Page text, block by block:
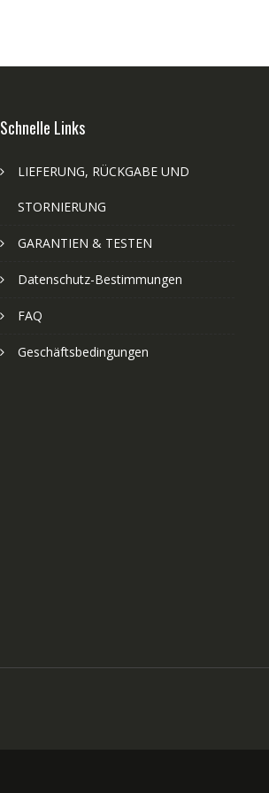
Schnelle Links
LIEFERUNG, RÜCKGABE UND
STORNIERUNG
GARANTIEN & TESTEN
Datenschutz-Bestimmungen
FAQ
Geschäftsbedingungen